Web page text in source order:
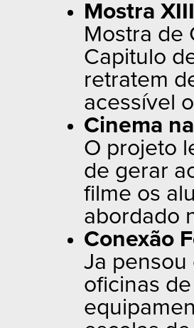
Mostra
Mostra de
Capitulo
retratem
acessível
Cinema
O projeto
de gerar
filme os
abordado
Conexão
Ja pensou
oficinas